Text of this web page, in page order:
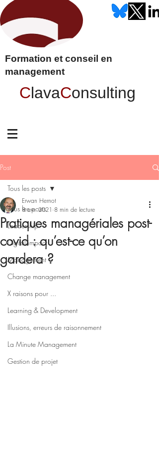
Formation et conseil en
management
ClavaConsulting
Post
Tous les posts
Leadership
Digital impact
Management
Change management
X raisons pour ...
Learning & Development
Illusions, erreurs de raisonnement
La Minute Management
Gestion de projet
Tous les posts
Pratiques managériales post-
covid : qu’est-ce qu’on
gardera ?
Erwan Hernot
8 avr. 2021 8 min de lecture